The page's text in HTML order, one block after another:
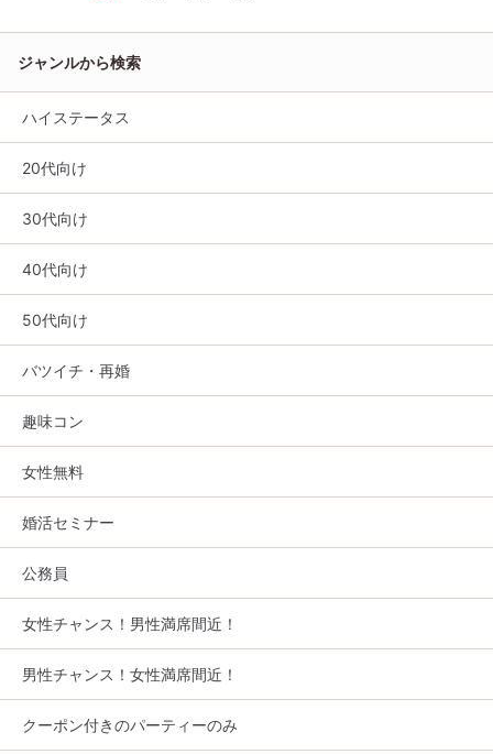
ジャンルから検索
ハイステータス
20代向け
30代向け
40代向け
50代向け
バツイチ・再婚
趣味コン
女性無料
婚活セミナー
公務員
女性チャンス！男性満席間近！
男性チャンス！女性満席間近！
クーポン付きのパーティーのみ